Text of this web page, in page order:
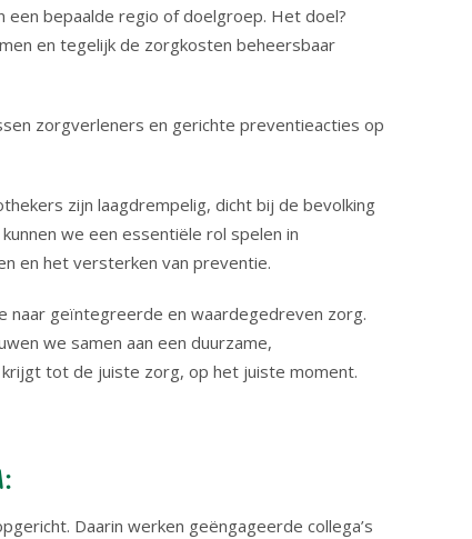
een bepaalde regio of doelgroep. Het doel?
en tegelijk de zorgkosten beheersbaar
zorgverleners en gerichte preventieacties op
zijn laagdrempelig, dicht bij de bevolking
we een essentiële rol spelen in
en het versterken van preventie.
naar geïntegreerde en waardegedreven zorg.
we samen aan een duurzame,
tot de juiste zorg, op het juiste moment.
Daarin werken geëngageerde collega’s